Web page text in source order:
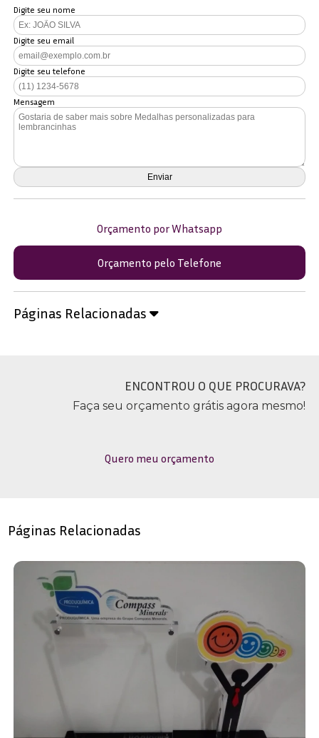
Digite seu nome
Digite seu email
Digite seu telefone
Mensagem
Orçamento por Whatsapp
Orçamento pelo Telefone
Páginas Relacionadas
ENCONTROU O QUE PROCURAVA?
Faça seu orçamento grátis agora mesmo!
Quero meu orçamento
Páginas Relacionadas